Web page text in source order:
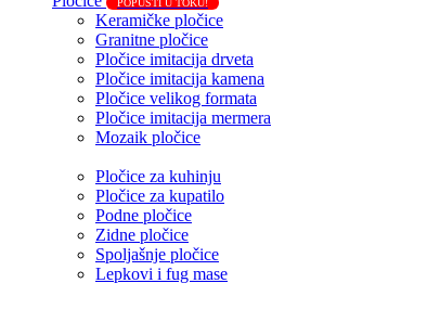
POPUSTI U TOKU!
Keramičke pločice
Granitne pločice
Pločice imitacija drveta
Pločice imitacija kamena
Pločice velikog formata
Pločice imitacija mermera
Mozaik pločice
Pločice za kuhinju
Pločice za kupatilo
Podne pločice
Zidne pločice
Spoljašnje pločice
Lepkovi i fug mase